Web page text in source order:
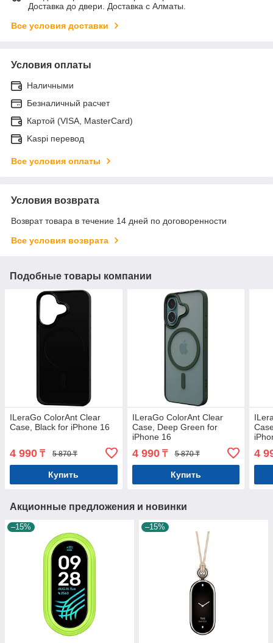
Доставка до двери. Доставка с Алматы.
Все условия доставки
Условия оплаты
Наличными
Безналичный расчет
Картой (VISA, MasterCard)
Kaspi перевод
Все условия оплаты
Условия возврата
Возврат товара в течение 14 дней по договоренности
Все условия возврата
Подобные товары компании
ILeraGo ColorAnt Clear
Case, Black for iPhone 16
4 990 ₸ 5 870 ₸
Купить
ILeraGo ColorAnt Clear
Case, Deep Green for
iPhone 16
4 990₸ 5 870 ₸
Купить
4
Акционные предложения и новинки
–15% –15%